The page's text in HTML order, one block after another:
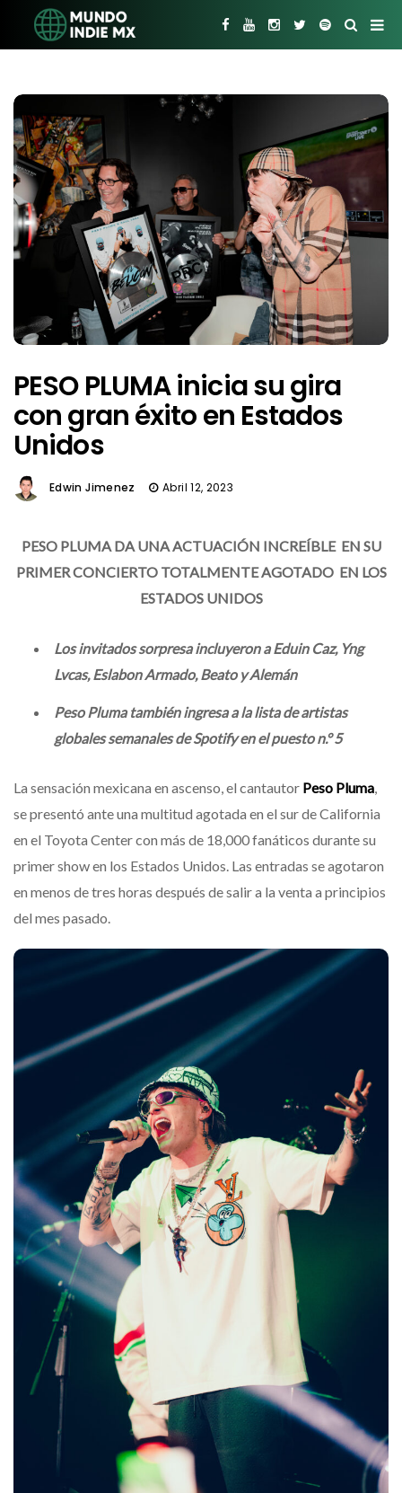
PESO PLUMA inicia su gira
con gran éxito en Estados
Unidos
Edwin Jimenez Abril 12, 2023
PESO PLUMADA UNA ACTUACIÓN INCREÍBLE EN SU
PRIMER CONCIERTO TOTALMENTE AGOTADO EN LOS
ESTADOS UNIDOS
Los invitados sorpresa incluyeron a Eduin Caz, Yng
Lvcas, Eslabon Armado, Beato y Alemán
Peso Pluma también ingresa a la lista de artistas
globales semanales de Spotify en el puesto n.° 5
La sensación mexicana en ascenso, el cantautor Peso Pluma,
se presentó ante una multitud agotada en el sur de California
en el Toyota Center con más de 18,000 fanáticos durante su
primer show en los Estados Unidos. Las entradas se agotaron
en menos de tres horas después de salir a la venta a principios
del mes pasado.